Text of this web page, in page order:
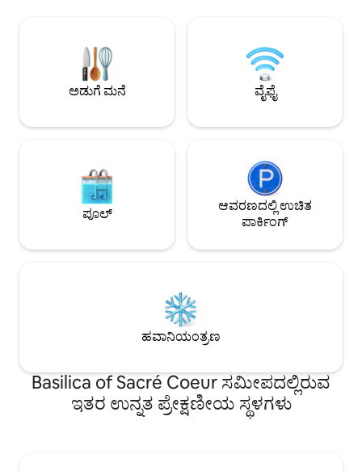
ಅಲಂಕರಿಸಲ್ಪಟ್ಟಿರುವ ಇದು, ಬೆಚ್ಚಗಿನ,
ಆರಾಮದಾಯಕ ವಾತಾವರಣವನ್ನು ನೀಡುತ್ತದೆ —
ನಗರವನ್ನು ಅನ್ವೇಷಿಸಿದ ನಂತರ ವಿಶ್ರಾಂತಿ ಪಡೆಯಲು
ಸೂಕ್ತ ಸ್ಥಳವಾಗಿದೆ.
ನೀವು ಪ್ಯಾರಿಸ್‌ನ
ತಲುಪಬಹುದು. ಫ್ಲಾಟ್
ಮತ್ತು ಶಾಂತವಾಗಿದೆ.
ಅಡುಗೆ ಮನೆ ವೈಫೈ
ಪೂಲ್
ಆವರಣದಲ್ಲಿ ಉಚಿತ
ಪಾರ್ಕಿಂಗ್
ಹವಾನಿಯಂತ್ರಣ
Basilica of Sacré Coeur ಸಮೀಪದಲ್ಲಿರುವ
ಇತರ ಉನ್ನತ ಪ್ರೇಕ್ಷಣೀಯ ಸ್ಥಳಗಳು